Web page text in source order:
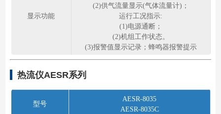
显示功能
(2)供气流量显示(气体流量计)；
运行工况指示:
(1)电源通断；
(2)机组工作状态。
(3)报警值显示记录；蜂鸣器报警提示
热流仪AESR系列
型号
AESR-8035
AESR-8035C